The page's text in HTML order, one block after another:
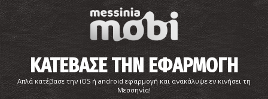
ΚΑΤΕΒΑΣΕ ΤΗΝ ΕΦΑΡΜΟΓΗ
Απλά κατέβασε την iOS ή android εφαρμογή και ανακάλυψε εν κινήσει τη
Μεσσηνία!